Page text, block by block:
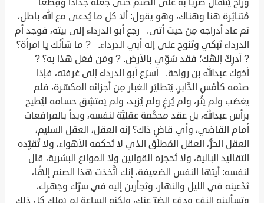
مُتناثِرة هنا وهناك، وهو يقول: ألا كل ما يُدعى مع الله باطل،
ثم عاد أدراجه مِن حيث أتى. رجع أبو الدرداء إلى بيته، فوجد أم
الدرداء تَبكي وتَنوح على إله أبي الدرداء. ? ما شأنُك يا امرأة؟
? أدرِكْ إلهَك؛ فقد سُوِّي بالأرض. ? ومَن فعَل هذا به؟ ?
أخوك عبدالله بن رواحة. أسرَع أبو الدرداء إلى غرفته، فإذا
صنَمه كأمْسِ الدَّابرِ، يَتطايَر الغبار مِن أجزائه المكسَّرة، فلم
يغضَب ولم يَثُر، ولم يُرغِ ولم يُزبِد، ولم يَمتشِق حسامه ليُطيح
برأس عبدالله، بل عقد محكَمة عقليَّة لنفسه، وبدأ بالمرافعات
أمام القاضي، وأي قاضٍ ذاك؟ إنه العقل، العقل السليم،
العقل الحرُّ، العقل المُطلَق الذي لا تَحكمه الأهواء، ولا تُقيِّده
التقاليد البالية، ولا تَحجزه القوانين ولا الموانع البشرية، قال
لنفسه: أيتها النفس الضعيفة، إنك اتَّخذت هذا الصنم إلهًا،
تَدْعينه في الليل والنهار، وتَجأرين إليه في سرِّك وجَهرِك،